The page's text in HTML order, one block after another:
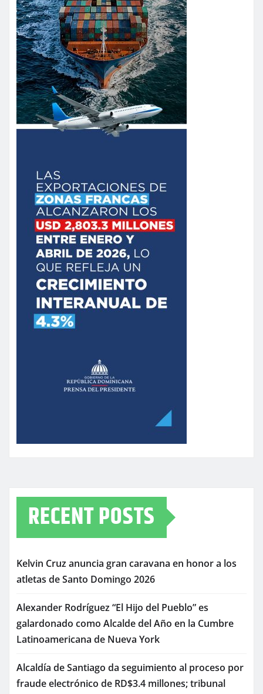
RECENT POSTS
Kelvin Cruz anuncia gran caravana en honor a los
atletas de Santo Domingo 2026
Alexander Rodríguez “El Hijo del Pueblo” es
galardonado como Alcalde del Año en la Cumbre
Latinoamericana de Nueva York
Alcaldía de Santiago da seguimiento al proceso por
fraude electrónico de RD$3.4 millones; tribunal